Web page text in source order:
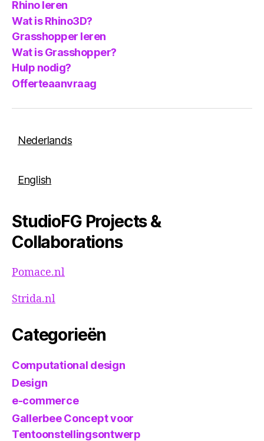
Rhino leren
Wat is Rhino3D?
Grasshopper leren
Wat is Grasshopper?
Hulp nodig?
Offerteaanvraag
Nederlands
English
StudioFG Projects &
Collaborations
Pomace.nl
Strida.nl
Categorieën
Computational design
Design
e-commerce
Gallerbee Concept voor
Tentoonstellingsontwerp